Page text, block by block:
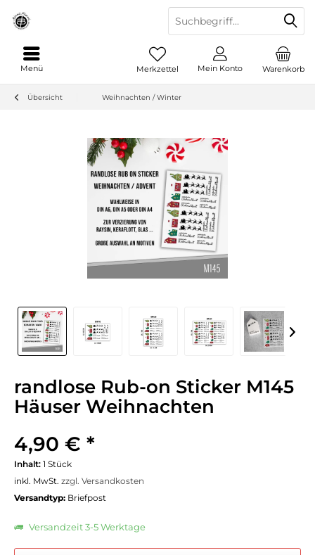
Warenkorb
Merkzettel Mein Konto
Menü
Übersicht Weihnachten / Winter
randlose Rub-on Sticker M145
Häuser Weihnachten
4,90 € *
Inhalt: 1 Stück
inkl. MwSt. zzgl. Versandkosten
Versandtyp: Briefpost
Versandzeit 3-5 Werktage